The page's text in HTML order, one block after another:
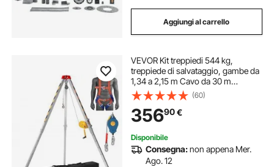
Aggiungi al carrello
VEVOR Kit treppiedi 544 kg,
treppiede di salvataggio, gambe da
1,34 a 2,15 m Cavo da 30 m
Protezione anticaduta, imbracatura,
borsa di stoccaggio per spazi
confinati
(60)
35690€
Disponibile
Consegna:non appena Mer.
Ago. 12